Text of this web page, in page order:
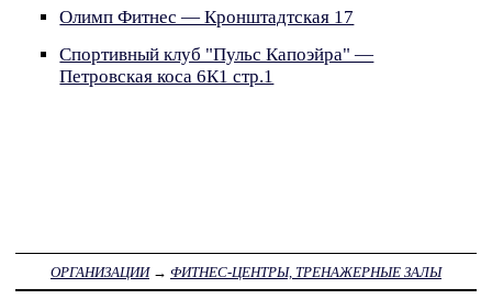
Олимп Фитнес — Кронштадтская 17
Спортивный клуб "Пульс Капоэйра" —
Петровская коса 6К1 стр.1
ОРГАНИЗАЦИИ→ ФИТНЕС-ЦЕНТРЫ, ТРЕНАЖЕРНЫЕ ЗАЛЫ